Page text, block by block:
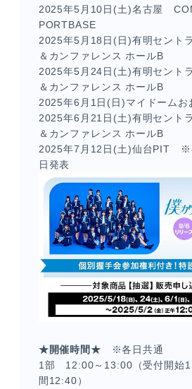
2025年5月10日(土)名古屋
PORTBASE
2025年5月18日(日)有明セント
＆カンファレンス ホールB
2025年5月24日(土)有明セント
＆カンファレンス ホールB
2025年6月1日(日)マイドームお
2025年6月21日(土)有明セント
＆カンファレンス ホールB
2025年7月12日(土)仙台PIT ※
日発表
★開催時間★ ※各日共通
1部 12:00～13:00（受付開始
間12:40）